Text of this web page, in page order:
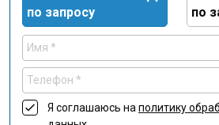
по запросу по
Я соглашаюсь наполитику